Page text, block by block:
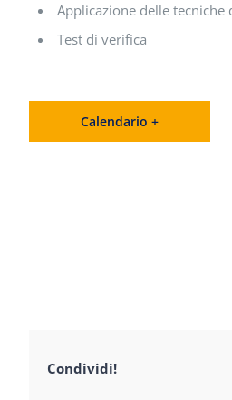
Applicazione delle tecniche
Test di verifica
Calendario +
Condividi!